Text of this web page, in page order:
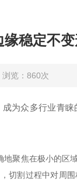
稳定不变
浏览：860次
众多行业青睐
焦在极小的区
割过程中对周